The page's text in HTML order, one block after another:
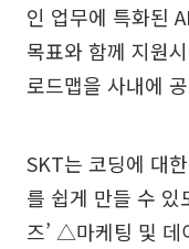
인 업무에 특화된
목표와 함께 지원
로드맵을 사내에
SKT는 코딩에 대
를 쉽게 만들 수
즈’ △마케팅 및 데